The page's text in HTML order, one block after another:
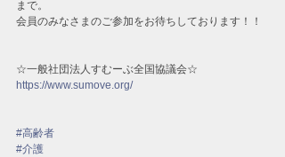
まで。
会員のみなさまのご参加をお待ちしております！！
☆一般社団法人すむーぶ全国協議会☆
https://www.sumove.org/
#高齢者
#介護